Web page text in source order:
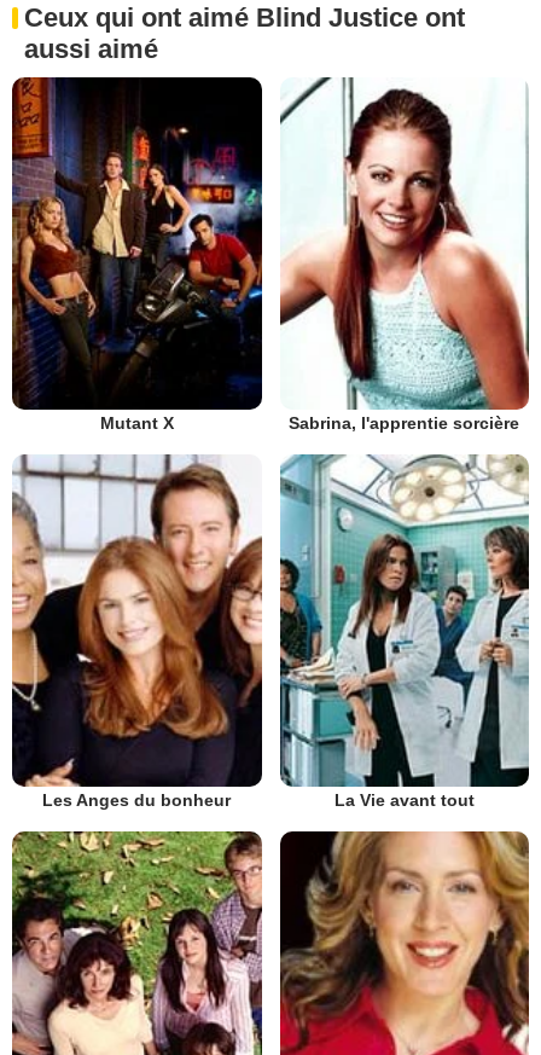
Ceux qui ont aimé Blind Justice ont
aussi aimé
Mutant X Sabrina, l'apprentie sorcière
Les Anges du bonheur La Vie avant tout